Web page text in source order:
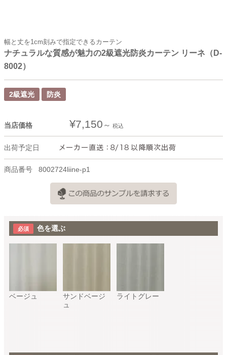
幅と丈を1cm刻みで指定できるカーテン
ナチュラルな質感が魅力の2級遮光防炎カーテン リーネ（D-
8002）
2級遮光 防炎
当店価格 ¥7,150 税込
出荷予定日
商品番号 8002724liine-p1
色を選ぶ
ベージュ
サンドベージ
ュ
ライトグレー